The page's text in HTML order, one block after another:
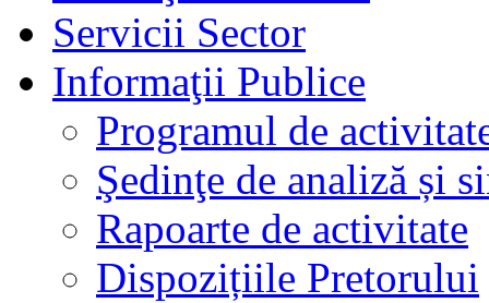
Servicii Sector
Informaţii Publice
Programul de
Şedinţe de analiză și
Rapoarte de activitate
Dispozițiile Pretorului